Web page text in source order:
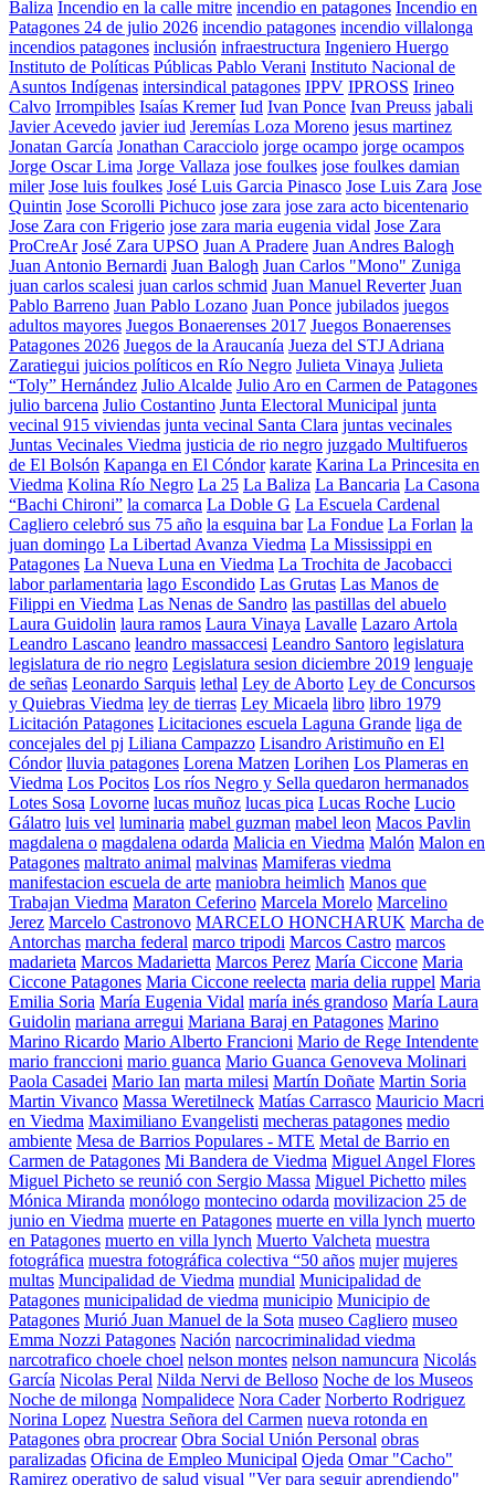
Baliza Incendio en la calle mitre incendio en patagones Incendio en
Patagones 24 de julio 2026 incendio patagones incendio villalonga
incendios patagones inclusión infraestructura Ingeniero Huergo
Instituto de Políticas Públicas Pablo Verani Instituto Nacional de
Asuntos Indígenas intersindical patagones IPPV IPROSS Irineo
Calvo Irrompibles Isaías Kremer Iud Ivan Ponce Ivan Preuss jabali
Javier Acevedo javier iud Jeremías Loza Moreno jesus martinez
Jonatan García Jonathan Caracciolo jorge ocampo jorge ocampos
Jorge Oscar Lima Jorge Vallaza jose foulkes jose foulkes damian
miler Jose luis foulkes José Luis Garcia Pinasco Jose Luis Zara Jose
Quintin Jose Scorolli Pichuco jose zara jose zara acto bicentenario
Jose Zara con Frigerio jose zara maria eugenia vidal Jose Zara
ProCreAr José Zara UPSO Juan A Pradere Juan Andres Balogh
Juan Antonio Bernardi Juan Balogh Juan Carlos "Mono" Zuniga
juan carlos scalesi juan carlos schmid Juan Manuel Reverter Juan
Pablo Barreno Juan Pablo Lozano Juan Ponce jubilados juegos
adultos mayores Juegos Bonaerenses 2017 Juegos Bonaerenses
Patagones 2026 Juegos de la Araucanía Jueza del STJ Adriana
Zaratiegui juicios políticos en Río Negro Julieta Vinaya Julieta
“Toly” Hernández Julio Alcalde Julio Aro en Carmen de Patagones
julio barcena Julio Costantino Junta Electoral Municipal junta
vecinal 915 viviendas junta vecinal Santa Clara juntas vecinales
Juntas Vecinales Viedma justicia de rio negro juzgado Multifueros
de El Bolsón Kapanga en El Cóndor karate Karina La Princesita en
Viedma Kolina Río Negro La 25 La Baliza La Bancaria La Casona
“Bachi Chironi” la comarca La Doble G La Escuela Cardenal
Cagliero celebró sus 75 año la esquina bar La Fondue La Forlan la
juan domingo La Libertad Avanza Viedma La Mississippi en
Patagones La Nueva Luna en Viedma La Trochita de Jacobacci
labor parlamentaria lago Escondido Las Grutas Las Manos de
Filippi en Viedma Las Nenas de Sandro las pastillas del abuelo
Laura Guidolin laura ramos Laura Vinaya Lavalle Lazaro Artola
Leandro Lascano leandro massaccesi Leandro Santoro legislatura
legislatura de rio negro Legislatura sesion diciembre 2019 lenguaje
de señas Leonardo Sarquis lethal Ley de Aborto Ley de Concursos
y Quiebras Viedma ley de tierras Ley Micaela libro libro 1979
Licitación Patagones Licitaciones escuela Laguna Grande liga de
concejales del pj Liliana Campazzo Lisandro Aristimuño en El
Cóndor lluvia patagones Lorena Matzen Lorihen Los Plameras en
Viedma Los Pocitos Los ríos Negro y Sella quedaron hermanados
Lotes Sosa Lovorne lucas muñoz lucas pica Lucas Roche Lucio
Gálatro luis vel luminaria mabel guzman mabel leon Macos Pavlin
magdalena o magdalena odarda Malicia en Viedma Malón Malon en
Patagones maltrato animal malvinas Mamiferas viedma
manifestacion escuela de arte maniobra heimlich Manos que
Trabajan Viedma Maraton Ceferino Marcela Morelo Marcelino
Jerez Marcelo Castronovo MARCELO HONCHARUK Marcha de
Antorchas marcha federal marco tripodi Marcos Castro marcos
madarieta Marcos Madarietta Marcos Perez María Ciccone Maria
Ciccone Patagones Maria Ciccone reelecta maria delia ruppel Maria
Emilia Soria María Eugenia Vidal maría inés grandoso María Laura
Guidolin mariana arregui Mariana Baraj en Patagones Marino
Marino Ricardo Mario Alberto Francioni Mario de Rege Intendente
mario franccioni mario guanca Mario Guanca Genoveva Molinari
Paola Casadei Mario Ian marta milesi Martín Doñate Martin Soria
Martin Vivanco Massa Weretilneck Matías Carrasco Mauricio Macri
en Viedma Maximiliano Evangelisti mecheras patagones medio
ambiente Mesa de Barrios Populares - MTE Metal de Barrio en
Carmen de Patagones Mi Bandera de Viedma Miguel Angel Flores
Miguel Picheto se reunió con Sergio Massa Miguel Pichetto miles
Mónica Miranda monólogo montecino odarda movilizacion 25 de
junio en Viedma muerte en Patagones muerte en villa lynch muerto
en Patagones muerto en villa lynch Muerto Valcheta muestra
fotográfica muestra fotográfica colectiva “50 años mujer mujeres
multas Muncipalidad de Viedma mundial Municipalidad de
Patagones municipalidad de viedma municipio Municipio de
Patagones Murió Juan Manuel de la Sota museo Cagliero museo
Emma Nozzi Patagones Nación narcocriminalidad viedma
narcotrafico choele choel nelson montes nelson namuncura Nicolás
García Nicolas Peral Nilda Nervi de Belloso Noche de los Museos
Noche de milonga Nompalidece Nora Cader Norberto Rodriguez
Norina Lopez Nuestra Señora del Carmen nueva rotonda en
Patagones obra procrear Obra Social Unión Personal obras
paralizadas Oficina de Empleo Municipal Ojeda Omar "Cacho"
Ramirez operativo de salud visual "Ver para seguir aprendiendo"